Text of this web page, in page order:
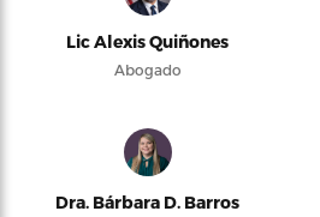
Lic Alexis Quiñones
Abogado
Dra. Bárbara D. Barros